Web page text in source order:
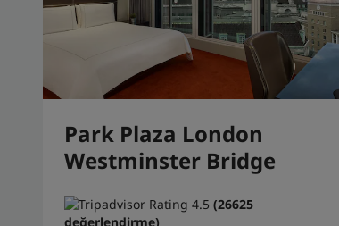
Park Plaza London
Westminster Bridge
(26625
değerlendirme)